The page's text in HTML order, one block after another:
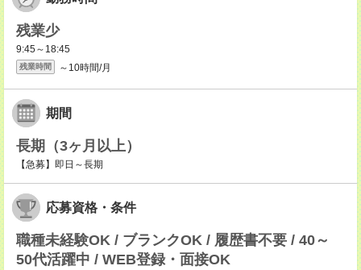
残業少
9:45～18:45
残業時間 ～10時間/月
期間
長期（3ヶ月以上）
【急募】即日～長期
応募資格・条件
職種未経験OK / ブランクOK / 履歴書不要 / 40～
50代活躍中 / WEB登録・面接OK